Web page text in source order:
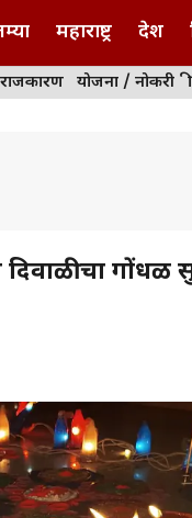
महाराष्ट्र देश
राजकारण योजना / नोकरी
गोंधळ